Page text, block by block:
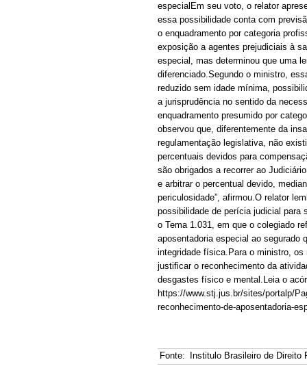
especialEm seu voto, o relator
essa possibilidade conta com
o enquadramento por categoria
exposição a agentes prejudiciais à
especial, mas determinou que uma
diferenciado.Segundo o ministro,
reduzido sem idade mínima,
a jurisprudência no sentido da
enquadramento presumido por
observou que, diferentemente da
regulamentação legislativa, não
percentuais devidos para
são obrigados a recorrer ao
e arbitrar o percentual devido,
periculosidade”, afirmou.O relator
possibilidade de perícia judicial para
o Tema 1.031, em que o colegiado
aposentadoria especial ao segurado
integridade física.Para o ministro,
justificar o reconhecimento da
desgastes físico e mental.Leia o
https://www.stj.jus.br/sites/portalp/
reconhecimento-de-aposentadoria-
Fonte: Institulo Brasileiro de Direito